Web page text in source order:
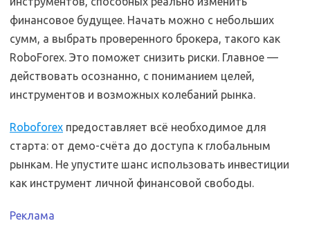
финансовое будущее. Начать можно с небольших
сумм, а выбрать проверенного брокера, такого как
RoboForex. Это поможет снизить риски. Главное —
действовать осознанно, с пониманием целей,
инструментов и возможных колебаний рынка.
Roboforex предоставляет всё необходимое для
старта: от демо-счёта до доступа к глобальным
рынкам. Не упустите шанс использовать инвестиции
как инструмент личной финансовой свободы.
Реклама